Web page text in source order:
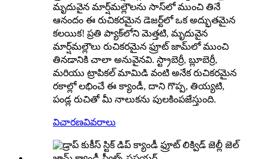
మృదువైన మార్ష్‌మల్లౌలను సాస్‌లో ముంచి తినే
ఆనందం ఈ రుచికరమైన డెజర్ట్‌లో ఒక అద్భుతమైన
కలయిక! ప్రతి ప్యాక్‌లోని మెత్తటి, మృదువైన
మార్ష్‌మల్లౌలు రుచికరమైన ఫ్రూట్ జామ్‌లో ముంచి
తినడానికి చాలా అనువైనవి. స్ట్రాబెర్రీ, బ్లూబెర్రీ,
మరియు ట్రాపికల్ మామిడి వంటి అనేక రుచికరమైన
రకాల్లో లభించే ఈ క్యాండీ, దాని గొప్ప, తియ్యటి,
పండ్ల రుచితో మీ నాలుకను పులకింపజేస్తుంది.
విచారణవివరాలు